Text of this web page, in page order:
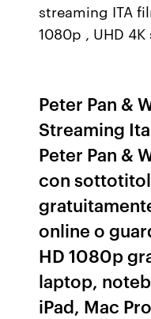
streaming ITA
1080p , UHD
Peter Pan &
Streaming
Peter Pan &
con
online o
HD 1080p
laptop,
iPad, Mac